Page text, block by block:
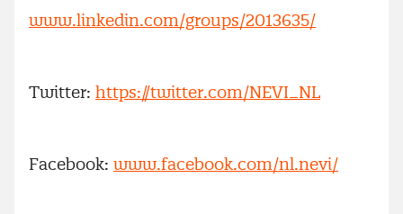
www.linkedin.com/groups/2013635/
Twitter: https://twitter.com/NEVI_NL
Facebook: www.facebook.com/nl.nevi/